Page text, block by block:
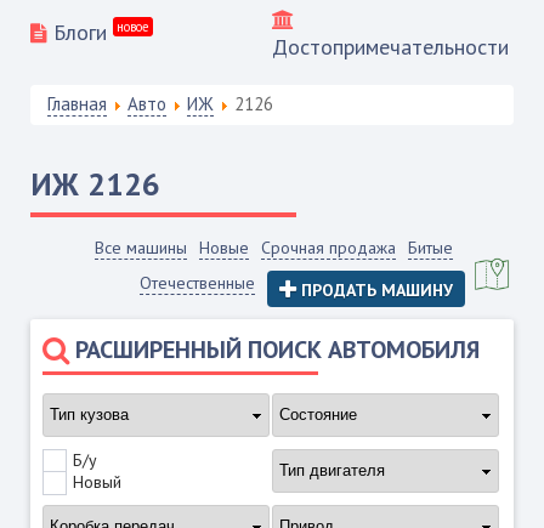
Блоги
новое
Достопримечательности
Главная Авто ИЖ 2126
ИЖ 2126
Все машины Новые Срочная продажа
Битые
Отечественные
ПРОДАТЬ МАШИНУ
РАСШИРЕННЫЙ ПОИСК АВТОМОБИЛЯ
Б/у
Новый